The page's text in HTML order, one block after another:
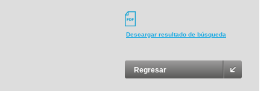
Descargar resultado de búsqueda
Regresar